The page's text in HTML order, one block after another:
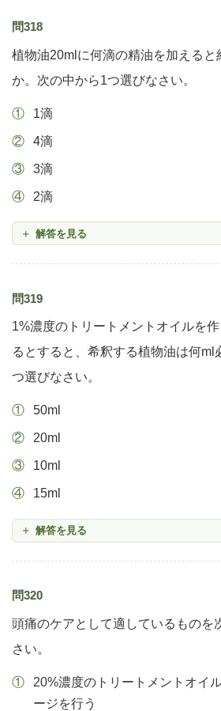
問318
植物油20mlに何滴の精油を加えると
か。次の中から1つ選びなさい。
1滴
4滴
3滴
2滴
解答を見る
問319
1%濃度のトリートメントオイルを
るとすると、希釈する植物油は何ml
つ選びなさい。
50ml
20ml
10ml
15ml
解答を見る
問320
頭痛のケアとして適しているものを
さい。
20%濃度のトリートメントオイ
ージを行う